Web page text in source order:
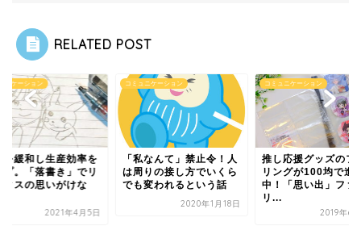
RELATED POST
ニケーション
を緩和し生産効率を
プ。「落書き」でリ
クスの思いがけな
2021年4月5日
コミュニケーション
「私なんて」禁止令！人
は周りの接し方でいくら
でも変われるという話
2020年1月18日
コミュニケーション
推し応援グッズのフ
リングが100均で進
中！「思い出」ファ
リ...
2019年6